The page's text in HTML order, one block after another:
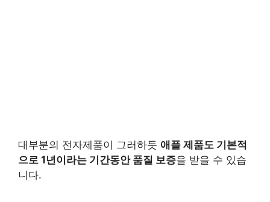
대부분의 전자제품이 그러하듯 애플 제품도 기본적
으로 1년이라는 기간동안 품질 보증을 받을 수 있습
니다.